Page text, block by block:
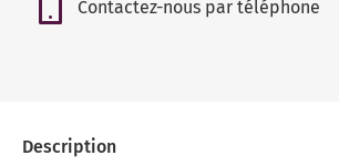
Contactez-nous par téléphone
Description